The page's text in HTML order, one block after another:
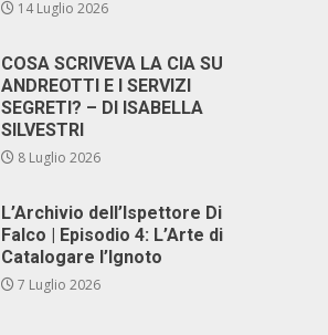
14 Luglio 2026
COSA SCRIVEVA LA CIA SU
ANDREOTTI E I SERVIZI
SEGRETI? – DI ISABELLA
SILVESTRI
8 Luglio 2026
L’Archivio dell’Ispettore Di
Falco | Episodio 4: L’Arte di
Catalogare l’Ignoto
7 Luglio 2026